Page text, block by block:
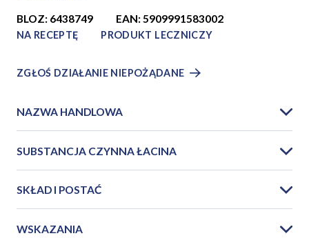
BLOZ: 6438749 EAN: 5909991583002
NA RECEPTĘ PRODUKT LECZNICZY
ZGŁOŚ DZIAŁANIE NIEPOŻĄDANE
NAZWA HANDLOWA
SUBSTANCJA CZYNNA ŁACINA
SKŁAD I POSTAĆ
WSKAZANIA